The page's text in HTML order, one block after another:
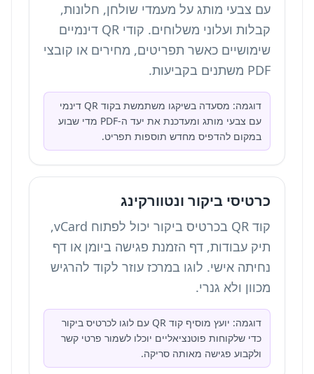
עם צבעי מותג על מעמדי שולחן, חלונות,
קבלות ועלוני משלוחים. קודי QR דינמיים
שימושיים כאשר תפריטים, מחירים או קובצי
PDF משתנים בקביעות.
דוגמה: מסעדה בשיקגו משתמשת בקוד QR דינמי
עם צבעי מותג ומעדכנת את יעד ה-PDF מדי שבוע
במקום להדפיס מחדש תוספות תפריט.
כרטיסי ביקור ונטוורקינג
קוד QR בכרטיס ביקור יכול לפתוח vCard,
תיק עבודות, דף הזמנת פגישה ביומן או דף
נחיתה אישי. לוגו במרכז עוזר לקוד להרגיש
מכוון ולא גנרי.
דוגמה: יועץ מוסיף קוד QR עם לוגו לכרטיס ביקור
כדי שלקוחות פוטנציאליים יוכלו לשמור פרטי קשר
ולקבוע פגישה מאותה סריקה.